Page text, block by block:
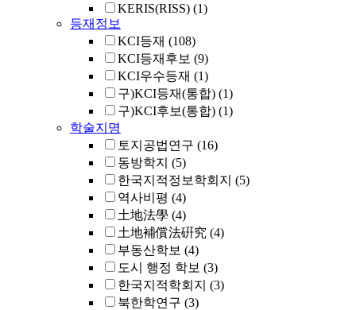
KERIS(RISS) (1)
등재정보
KCI등재 (108)
KCI등재후보 (9)
KCI우수등재 (1)
구)KCI등재(통합) (1)
구)KCI후보(통합) (1)
학술지명
토지공법연구 (16)
동방학지 (5)
한국지적정보학회지 (5)
역사비평 (4)
土地法學 (4)
土地補償法硏究 (4)
부동산학보 (4)
도시 행정 학보 (3)
한국지적학회지 (3)
북한학연구 (3)